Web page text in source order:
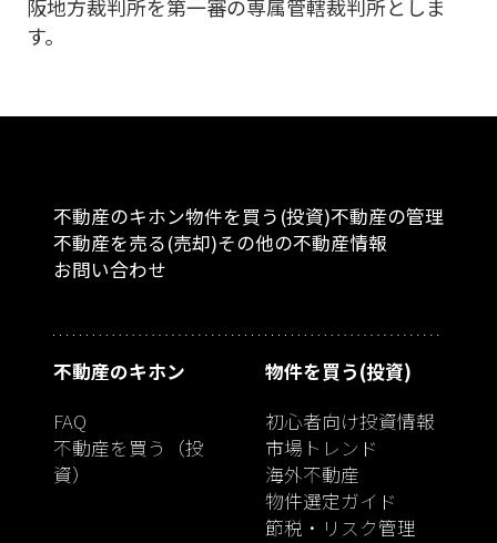
阪地方裁判所を第一審の専属管轄裁判所としま
す。
不動産のキホン物件を買う(投資)不動産の管理
不動産を売る(売却)その他の不動産情報
お問い合わせ
不動産のキホン
FAQ
不動産を買う（投
資）
物件を買う(投資)
初心者向け投資情報
市場トレンド
海外不動産
物件選定ガイド
節税・リスク管理